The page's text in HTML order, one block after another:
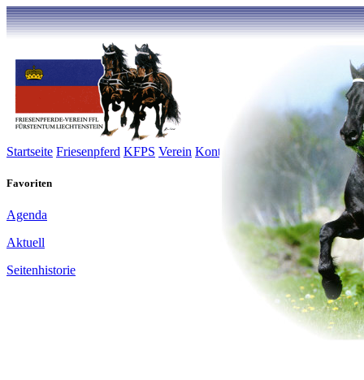
Startseite Friesenpferd KFPS Verein Kontakt Inserate Links
Favoriten
Agenda
Aktuell
Seitenhistorie